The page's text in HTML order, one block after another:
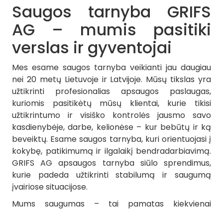
Saugos tarnyba GRIFS
AG – mumis pasitiki
verslas ir gyventojai
Mes esame saugos tarnyba veikianti jau daugiau
nei 20 metų Lietuvoje ir Latvijoje. Mūsų tikslas yra
užtikrinti profesionalias apsaugos paslaugas,
kuriomis pasitikėtų mūsų klientai, kurie tikisi
užtikrintumo ir visiško kontrolės jausmo savo
kasdienybėje, darbe, kelionėse – kur bebūtų ir ką
beveiktų. Esame saugos tarnyba, kuri orientuojasi į
kokybę, patikimumą ir ilgalaikį bendradarbiavimą.
GRIFS AG apsaugos tarnyba siūlo sprendimus,
kurie padeda užtikrinti stabilumą ir saugumą
įvairiose situacijose.
Mums saugumas – tai pamatas kiekvienai